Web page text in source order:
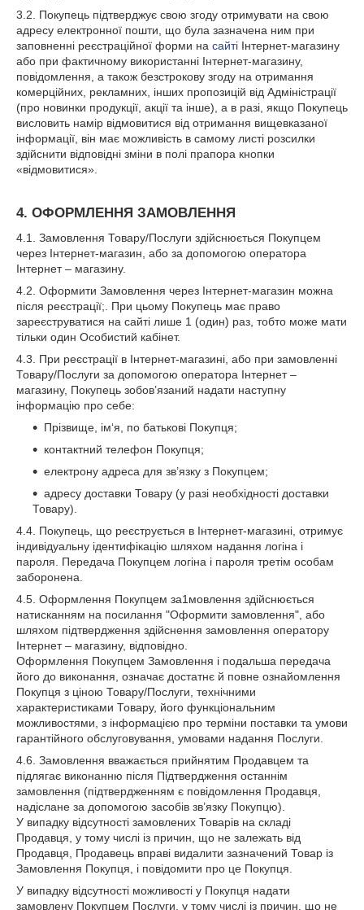
3.2. Покупець підтверджує свою згоду отримувати на свою
адресу електронної пошти, що була зазначена ним при
заповненні реєстраційної форми на сайті Інтернет-магазину
або при фактичному використанні Інтернет-магазину,
повідомлення, а також безстрокову згоду на отримання
комерційних, рекламних, інших пропозицій від Адміністрації
(про новинки продукції, акції та інше), а в разі, якщо Покупець
висловить намір відмовитися від отримання вищевказаної
інформації, він має можливість в самому листі розсилки
здійснити відповідні зміни в полі прапора кнопки
«відмовитися».
4. ОФОРМЛЕННЯ ЗАМОВЛЕННЯ
4.1. Замовлення Товару/Послуги здійснюється Покупцем
через Інтернет-магазин, або за допомогою оператора
Інтернет – магазину.
4.2. Оформити Замовлення через Інтернет-магазин можна
після реєстрації;. При цьому Покупець має право
зареєструватися на сайті лише 1 (один) раз, тобто може мати
тільки один Особистий кабінет.
4.3. При реєстрації в Інтернет-магазині, або при замовленні
Товару/Послуги за допомогою оператора Інтернет –
магазину, Покупець зобов’язаний надати наступну
інформацію про себе:
Прізвище, ім‘я, по батькові Покупця;
контактний телефон Покупця;
електрону адреса для зв’язку з Покупцем;
адресу доставки Товару (у разі необхідності доставки
Товару).
4.4. Покупець, що реєструється в Інтернет-магазині, отримує
індивідуальну ідентифікацію шляхом надання логіна і
пароля. Передача Покупцем логіна і пароля третім особам
заборонена.
4.5. Оформлення Покупцем за1мовлення здійснюється
натисканням на посилання "Оформити замовлення", або
шляхом підтвердження здійснення замовлення оператору
Інтернет – магазину, відповідно.
Оформлення Покупцем Замовлення і подальша передача
його до виконання, означає достатнє й повне ознайомлення
Покупця з ціною Товару/Послуги, технічними
характеристиками Товару, його функціональним
можливостями, з інформацією про терміни поставки та умови
гарантійного обслуговування, умовами надання Послуги.
4.6. Замовлення вважається прийнятим Продавцем та
підлягає виконанню після Підтвердження останнім
замовлення (підтвердженням є повідомлення Продавця,
надіслане за допомогою засобів зв’язку Покупцю).
У випадку відсутності замовлених Товарів на складі
Продавця, у тому числі із причин, що не залежать від
Продавця, Продавець вправі видалити зазначений Товар із
Замовлення Покупця, і повідомити про це Покупця.
У випадку відсутності можливості у Покупця надати
замовлену Покупцем Послуги, у тому числі із причин, що не